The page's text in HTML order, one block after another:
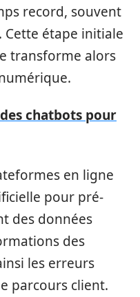
record, souvent
étape initiale
transforme alors
chatbots pour
en ligne
pour pré-
des données
des
les erreurs
parcours client.